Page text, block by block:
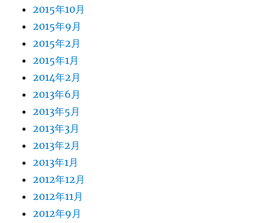
2015年10月
2015年9月
2015年2月
2015年1月
2014年2月
2013年6月
2013年5月
2013年3月
2013年2月
2013年1月
2012年12月
2012年11月
2012年9月